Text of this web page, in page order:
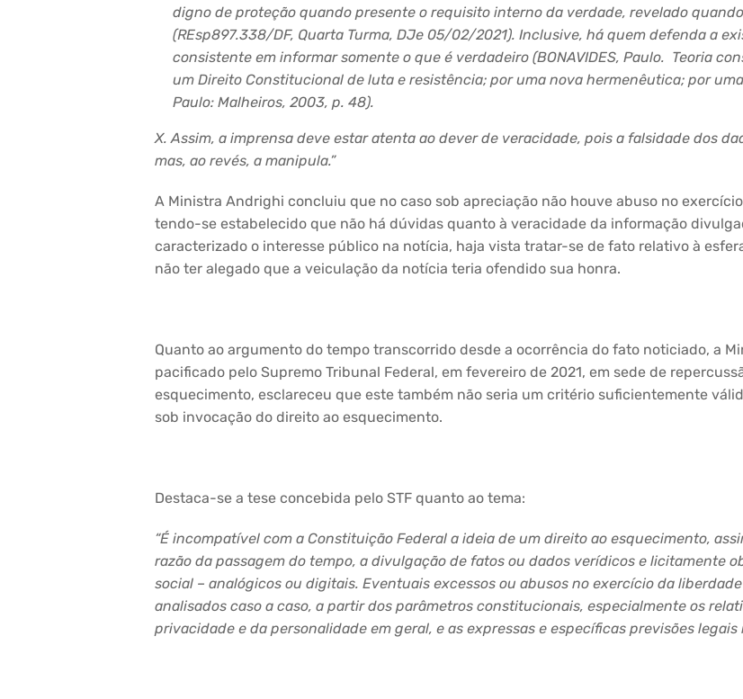
digno de proteção quando presente o requisito interno da verdade, revelado
(REsp897.338/DF, Quarta Turma, DJe 05/02/2021). Inclusive, há quem defenda a
consistente em informar somente o que é verdadeiro (BONAVIDES, Paulo. Teoria
um Direito Constitucional de luta e resistência; por uma nova hermenêutica; por uma
Paulo: Malheiros, 2003, p. 48).
X. Assim, a imprensa deve estar atenta ao dever de veracidade, pois a falsidade dos
mas, ao revés, a manipula.”
A Ministra Andrighi concluiu que no caso sob apreciação não houve abuso no
tendo-se estabelecido que não há dúvidas quanto à veracidade da informação
caracterizado o interesse público na notícia, haja vista tratar-se de fato relativo à
não ter alegado que a veiculação da notícia teria ofendido sua honra.
Quanto ao argumento do tempo transcorrido desde a ocorrência do fato noticiado, a
pacificado pelo Supremo Tribunal Federal, em fevereiro de 2021, em sede de
esquecimento, esclareceu que este também não seria um critério suficientemente
sob invocação do direito ao esquecimento.
Destaca-se a tese concebida pelo STF quanto ao tema:
“É incompatível com a Constituição Federal a ideia de um direito ao esquecimento,
razão da passagem do tempo, a divulgação de fatos ou dados verídicos e licitamente
social – analógicos ou digitais. Eventuais excessos ou abusos no exercício da
analisados caso a caso, a partir dos parâmetros constitucionais, especialmente os
privacidade e da personalidade em geral, e as expressas e específicas previsões